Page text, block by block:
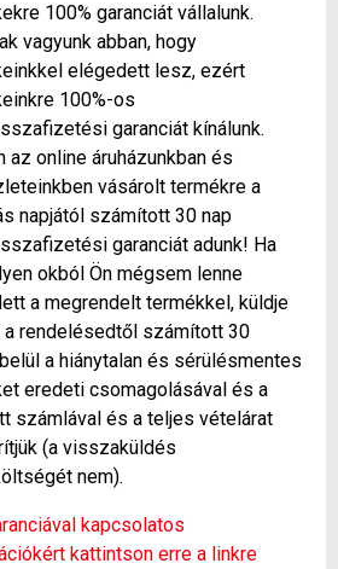
100% garanciát vállalunk.
vagyunk abban, hogy
elégedett lesz, ezért
100%-os
garanciát kínálunk.
az online áruházunkban és
vásárolt termékre a
napjától számított 30 nap
garanciát adunk! Ha
okból Ön mégsem lenne
a megrendelt termékkel, küldje
rendelésedtől számított 30
a hiánytalan és sérülésmentes
eredeti csomagolásával és a
számlával és a teljes vételárat
(a visszaküldés
nem).
kapcsolatos
kattintson erre a linkre